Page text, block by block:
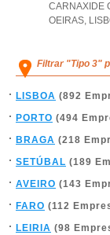
CARNAXIDE
OEIRAS,
Filtrar "Tipo 3"
LISBOA (892
PORTO (494
BRAGA (218
SETÚBAL (189
AVEIRO (143
FARO (112
LEIRIA (98